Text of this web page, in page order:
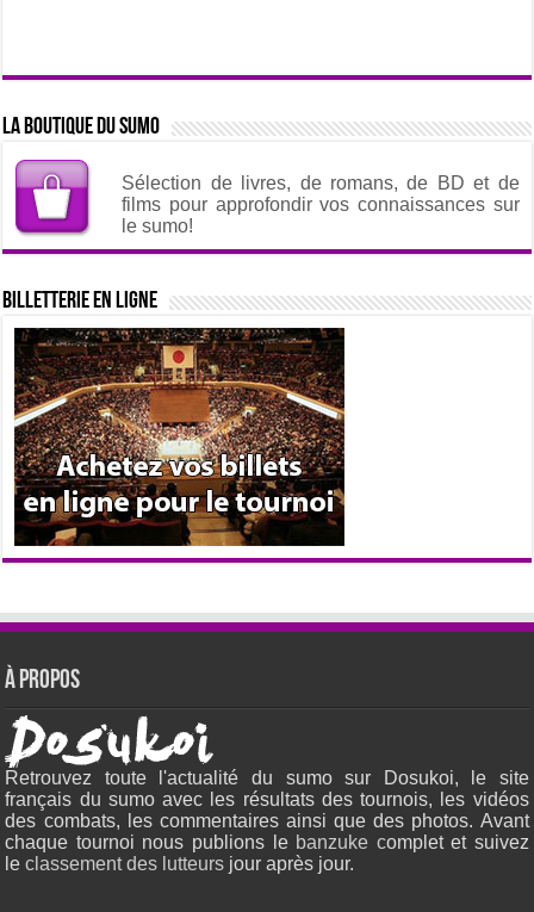
La boutique du sumo
Sélection de livres, de romans, de BD et de
films pour approfondir vos connaissances sur
le sumo!
Billetterie en ligne
À propos
Retrouvez toute l'actualité du sumo sur Dosukoi, le site
français du sumo avec les résultats des tournois, les vidéos
des combats, les commentaires ainsi que des photos. Avant
chaque tournoi nous publions le banzuke complet et suivez
leclassement des lutteurs jour après jour.